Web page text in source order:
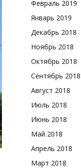
Февраль 2019
Январь 2019
Декабрь 2018
Ноябрь 2018
Октябрь 2018
Сентябрь 2018
Август 2018
Июль 2018
Июнь 2018
Май 2018
Апрель 2018
Март 2018